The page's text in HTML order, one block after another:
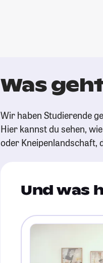
Was
Wir haben Studierende
Hier kannst du sehen,
oder Kneipenlandschaft,
Und was